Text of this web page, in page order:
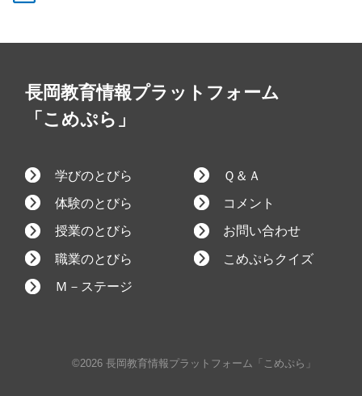
長岡教育情報プラットフォーム
「こめぷら」
学びのとびら
体験のとびら
授業のとびら
職業のとびら
Ｍ－ステージ
Ｑ＆Ａ
コメント
お問い合わせ
こめぷらクイズ
©2026 長岡教育情報プラットフォーム「こめぷら」